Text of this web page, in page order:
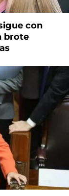
con
brote